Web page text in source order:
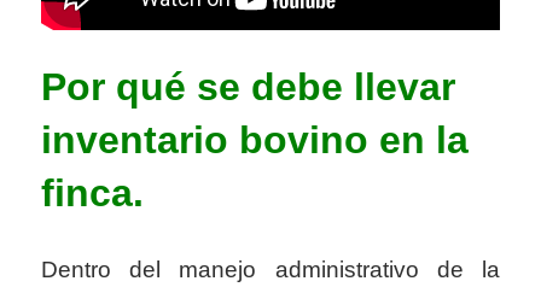
Por qué se debe llevar
inventario bovino en la
finca.
Dentro del manejo administrativo de la